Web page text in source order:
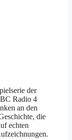
der
Radio 4
an den
die
echten